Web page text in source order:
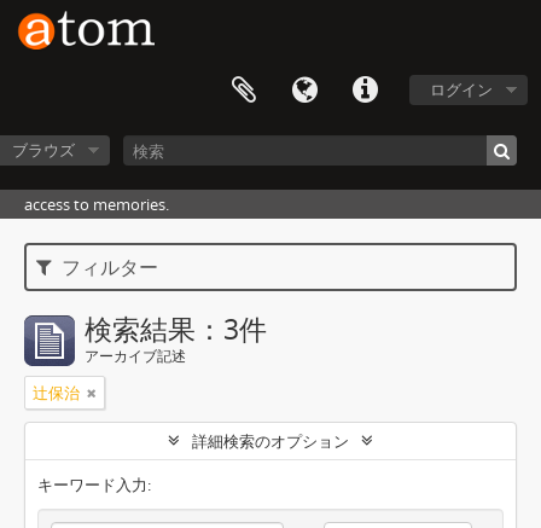
ログイン
ブラウズ
access to memories.
フィルター
検索結果：3件
アーカイブ記述
辻保治
詳細検索のオプション
キーワード入力: